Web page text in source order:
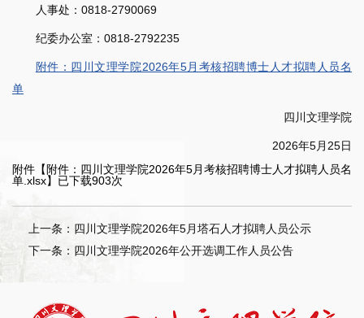
人事处：0818-2790069
纪委办公室：0818-2792235
附件：四川文理学院2026年5月考核招聘博士人才拟聘人员名
单
四川文理学院
2026年5月25日
附件【 附件：四川文理学院2026年5月考核招聘博士人才拟聘人员名
单.xlsx】已下载903次
上一条：四川文理学院2026年5月塔石人才拟聘人员公示
下一条：四川文理学院2026年公开选调工作人员公告